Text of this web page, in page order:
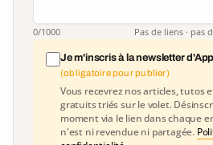
0/1000 Pas de liens · pas
Je m'inscris à la newsletter
(obligatoire pour publier)
Vous recevrez nos articles, tutos
gratuits triés sur le volet.
moment via le lien dans chaque
n'est ni revendue ni partagée.